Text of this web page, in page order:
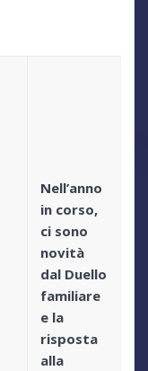
Nell’anno
in corso,
ci sono
novità
dal Duello
familiare
e la
risposta
alla